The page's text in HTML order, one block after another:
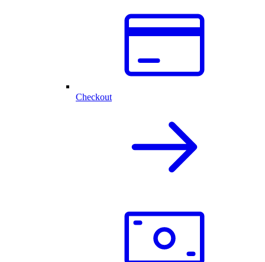
Checkout